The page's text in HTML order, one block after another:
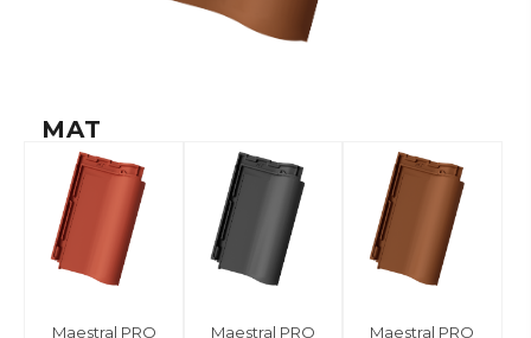
MAT
Maestral PRO
Maestral PRO
Maestral PRO